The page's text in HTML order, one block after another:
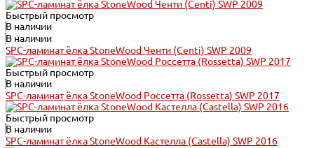
Быстрый просмотр
В наличии
В наличии
SPC-ламинат ёлка StoneWood Ченти (Centi) SWP 2009
Быстрый просмотр
В наличии
SPC-ламинат ёлка StoneWood Россетта (Rossetta) SWP 2017
Быстрый просмотр
В наличии
SPC-ламинат ёлка StoneWood Кастелла (Castella) SWP 2016